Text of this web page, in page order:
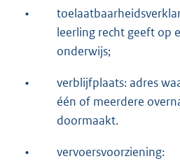
•
leerling recht geeft op
onderwijs;
•
verblijfplaats: adres
één of meerdere
doormaakt.
• vervoersvoorziening: